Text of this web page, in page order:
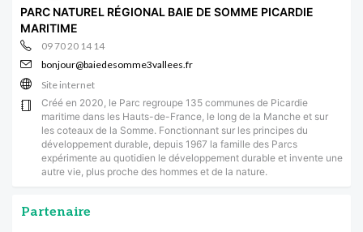
PARC NATUREL RÉGIONAL BAIE DE SOMME PICARDIE
MARITIME
09 70 20 14 14
bonjour@baiedesomme3vallees.fr
Site internet
Créé en 2020, le Parc regroupe 135 communes de Picardie
maritime dans les Hauts-de-France, le long de la Manche et sur
les coteaux de la Somme. Fonctionnant sur les principes du
développement durable, depuis 1967 la famille des Parcs
expérimente au quotidien le développement durable et invente une
autre vie, plus proche des hommes et de la nature.
Partenaire